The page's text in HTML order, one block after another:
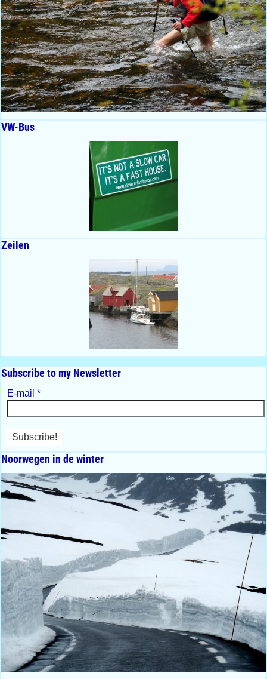
VW-Bus
Zeilen
Subscribe to my Newsletter
E-mail *
Noorwegen in de winter